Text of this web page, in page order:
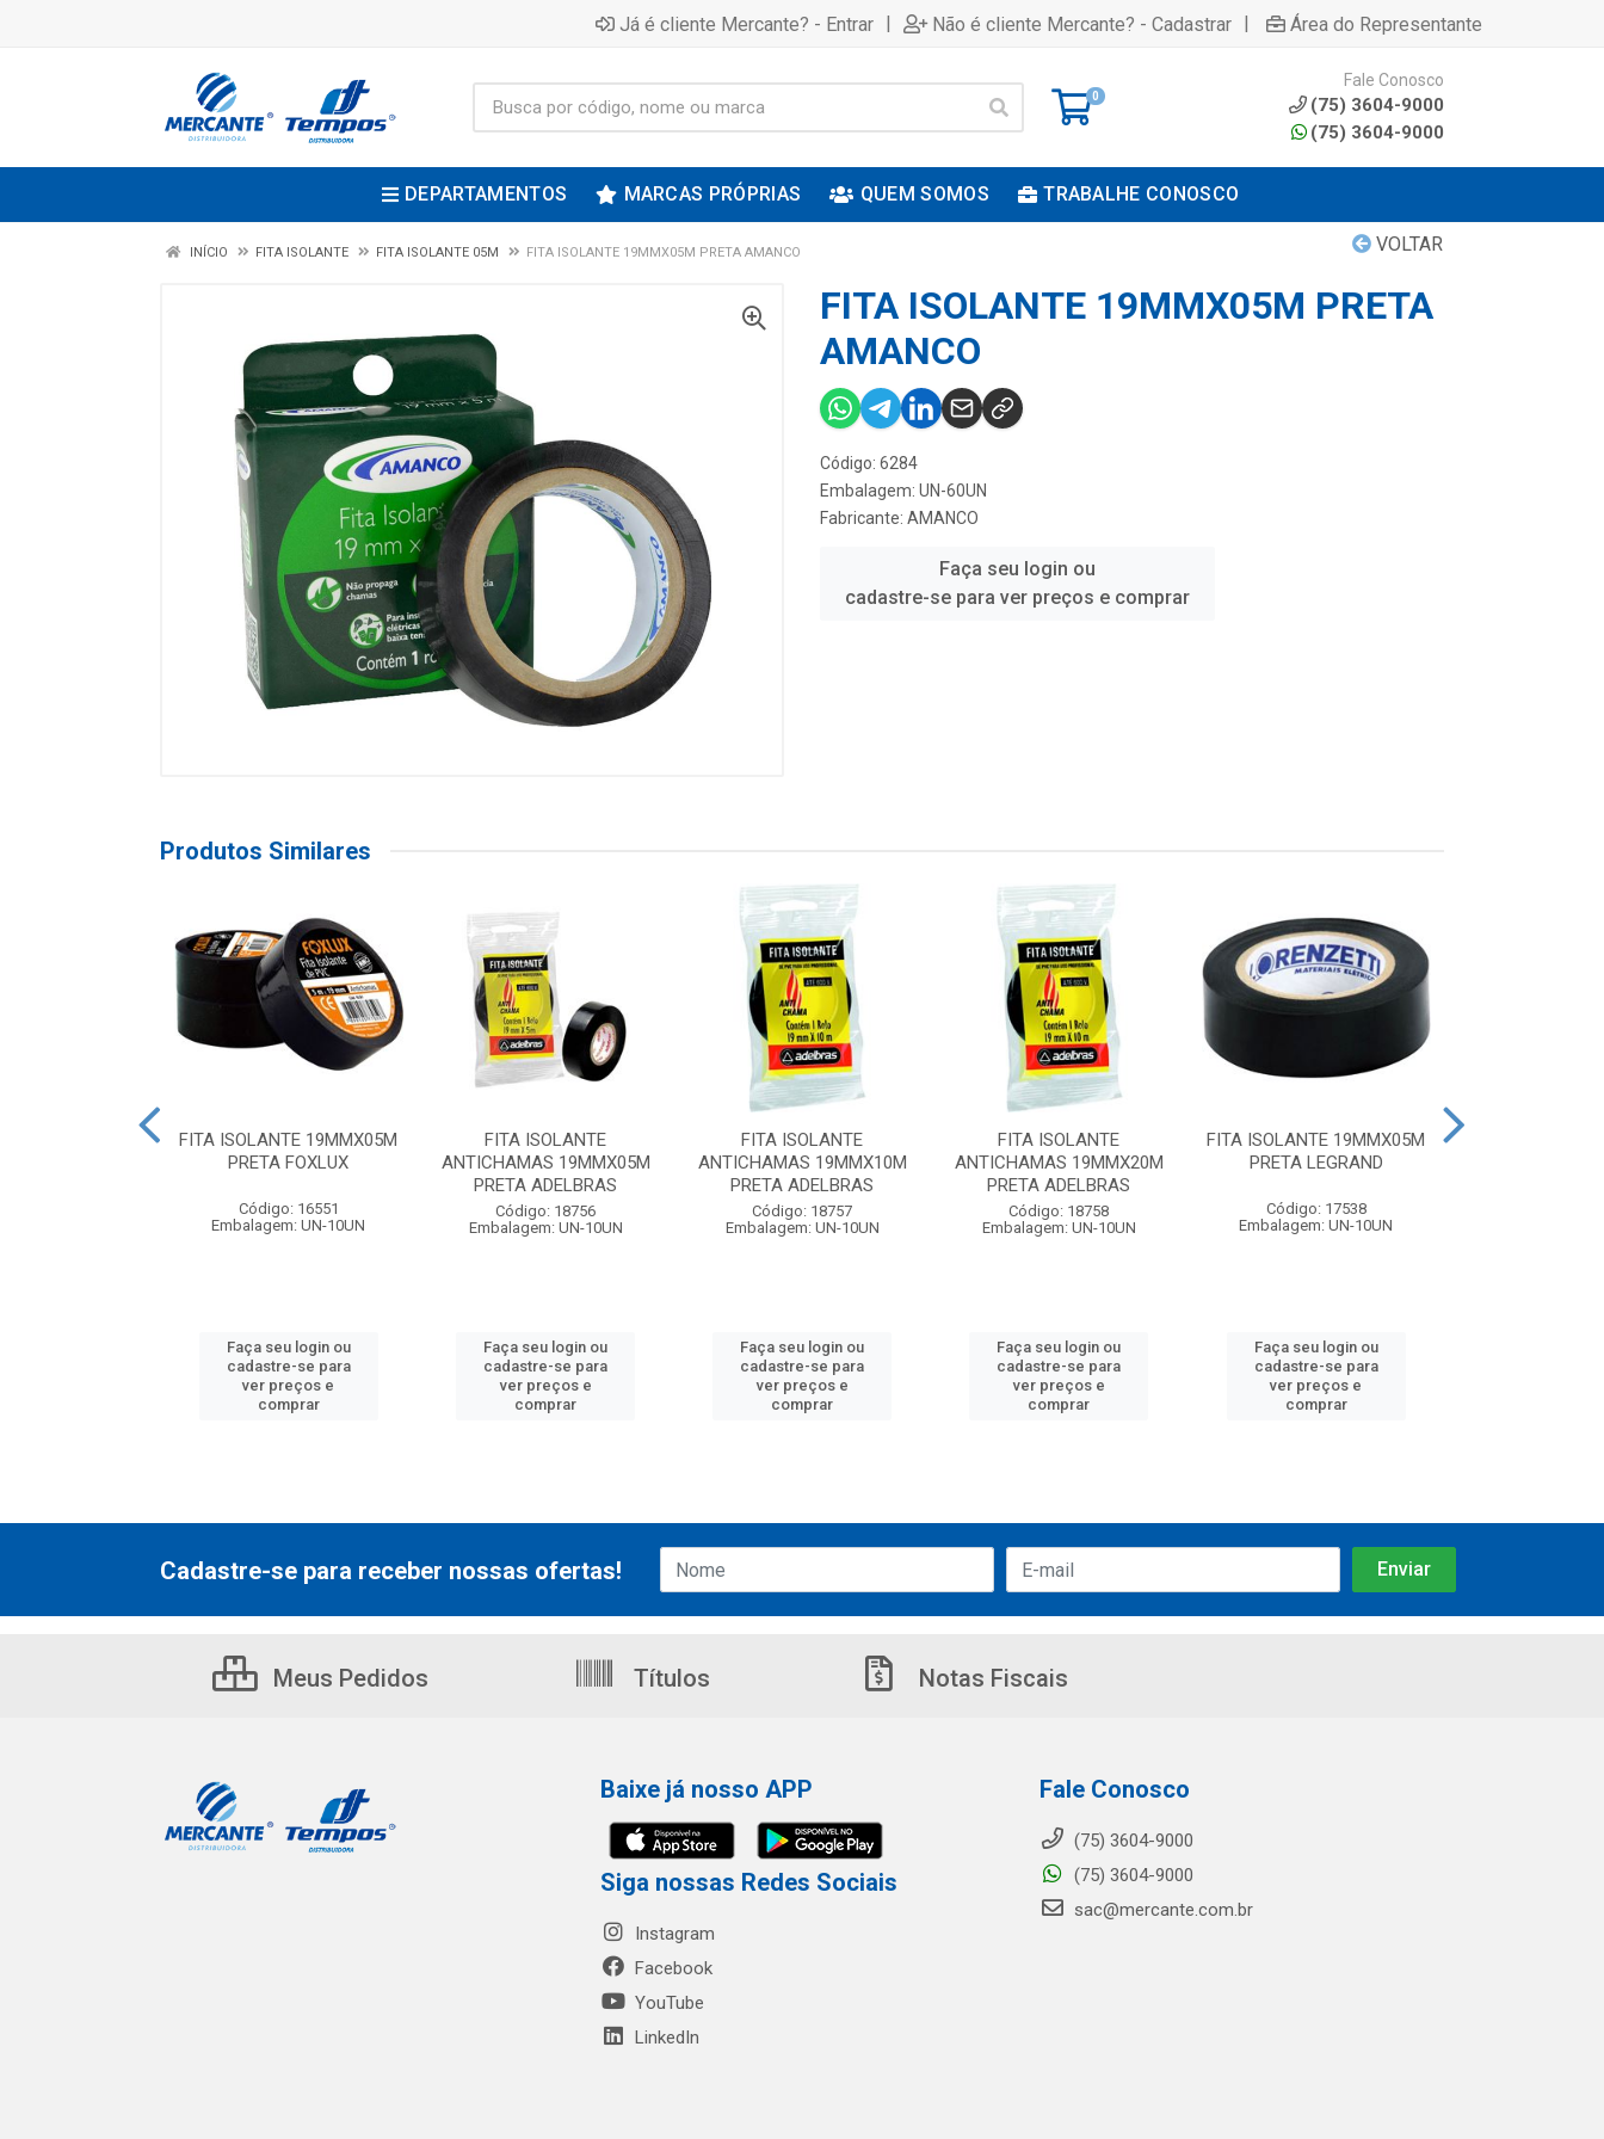
Já é cliente Mercante? - Entrar | Não é cliente Mercante? - Cadastrar | Área do Representante
0
Fale Conosco
(75) 3604-9000
(75) 3604-9000
DEPARTAMENTOS MARCAS PRÓPRIAS QUEM SOMOS TRABALHE CONOSCO
VOLTAR
INÍCIO FITA ISOLANTE FITA ISOLANTE 05M FITA ISOLANTE 19MMX05M PRETA AMANCO
FITA ISOLANTE 19MMX05M PRETA
AMANCO
Código: 6284
Embalagem: UN-60UN
Fabricante: AMANCO
Faça seu login ou
cadastre-se para ver preços e comprar
Produtos Similares
FITA ISOLANTE 19MMX05M
PRETA FOXLUX
Código: 16551
Embalagem: UN-10UN
Faça seu login ou
cadastre-se para
ver preços e
comprar
FITA ISOLANTE
ANTICHAMAS 19MMX05M
PRETA ADELBRAS
Código: 18756
Embalagem: UN-10UN
Faça seu login ou
cadastre-se para
ver preços e
comprar
FITA ISOLANTE
ANTICHAMAS 19MMX10M
PRETA ADELBRAS
Código: 18757
Embalagem: UN-10UN
Faça seu login ou
cadastre-se para
ver preços e
comprar
FITA ISOLANTE
ANTICHAMAS 19MMX20M
PRETA ADELBRAS
Código: 18758
Embalagem: UN-10UN
Faça seu login ou
cadastre-se para
ver preços e
comprar
FITA ISOLANTE 19MMX05M
PRETA LEGRAND
Código: 17538
Embalagem: UN-10UN
Faça seu login ou
cadastre-se para
ver preços e
comprar
Cadastre-se para receber nossas ofertas!
Meus Pedidos Títulos Notas Fiscais
Baixe já nosso APP
Siga nossas Redes Sociais
Instagram
Facebook
YouTube
LinkedIn
Fale Conosco
(75) 3604-9000
(75) 3604-9000
sac@mercante.com.br